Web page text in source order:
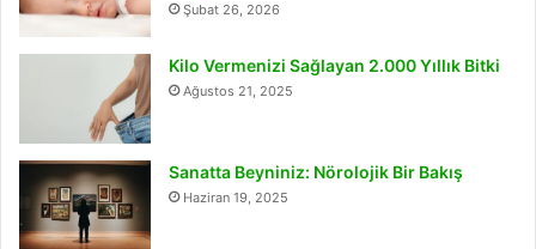
Şubat 26, 2026
Kilo Vermenizi Sağlayan 2.000 Yıllık Bitki
Ağustos 21, 2025
Sanatta Beyniniz: Nörolojik Bir Bakış
Haziran 19, 2025